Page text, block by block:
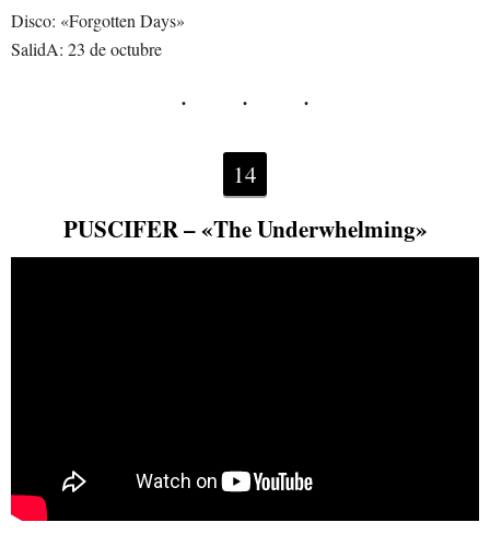
Disco: «Forgotten Days»
SalidA: 23 de octubre
14
PUSCIFER – «The Underwhelming»